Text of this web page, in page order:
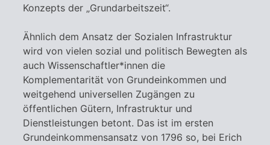
Konzepts der „Grundarbeitszeit“.
Ähnlich dem Ansatz der Sozialen Infrastruktur
wird von vielen sozial und politisch Bewegten als
auch Wissenschaftler*innen die
Komplementarität von Grundeinkommen und
weitgehend universellen Zugängen zu
öffentlichen Gütern, Infrastruktur und
Dienstleistungen betont. Das ist im ersten
Grundeinkommensansatz von 1796 so, bei Erich